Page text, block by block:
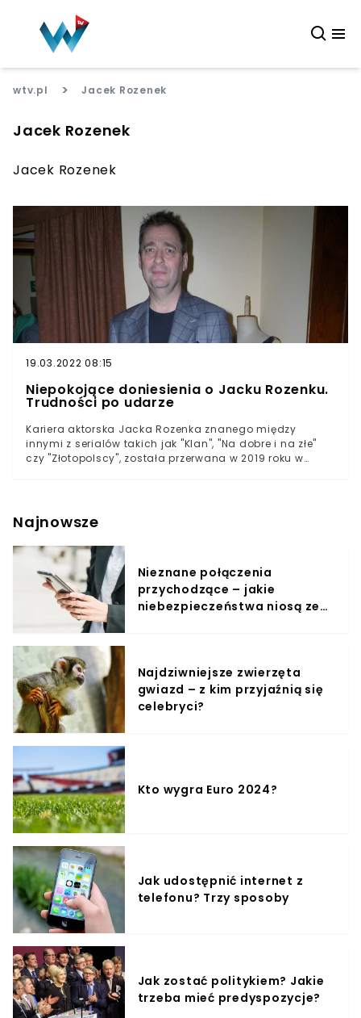
wtv.pl > Jacek Rozenek
Jacek Rozenek
Jacek Rozenek
19.03.2022 08:15
Niepokojące doniesienia o Jacku Rozenku.
Trudności po udarze
Kariera aktorska Jacka Rozenka znanego między
innymi z serialów takich jak "Klan", "Na dobre i na złe"
czy "Złotopolscy", została przerwana w 2019 roku w
udarze, lekarze mieli wątpliwości, czy odzyska
sprawność. Aktor uległ paraliżowi, miał również
trudności z mówieniem. Na początku pojawiały się
nawet obawy, że może umrzeć.- Zadzwonił telefon,
ojciec nie chciał, żeby kogokolwiek informować, ale
sytuacja była krytyczna. Lekarze mówili, że umiera i nie
przeżyje nocy. Więc pojechałem się pożegnać z ojcem.
Ze wszystkich stron dostawałem informacje, że to już
koniec - mówił przywoływany przez Wirtualną Polskę syn
aktora, Adrian.
Najnowsze
Nieznane połączenia
przychodzące – jakie
niebezpieczeństwa niosą ze
Najdziwniejsze zwierzęta
gwiazd – z kim przyjaźnią się
celebryci?
Kto wygra Euro 2024?
Jak udostępnić internet z
telefonu? Trzy sposoby
Jak zostać politykiem? Jakie
trzeba mieć predyspozycje?